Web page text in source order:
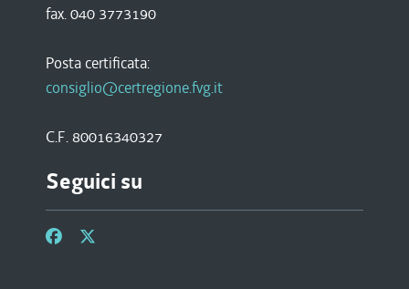
fax. 040 3773190
Posta certificata:
consiglio@certregione.fvg.it
C.F. 80016340327
Seguici su